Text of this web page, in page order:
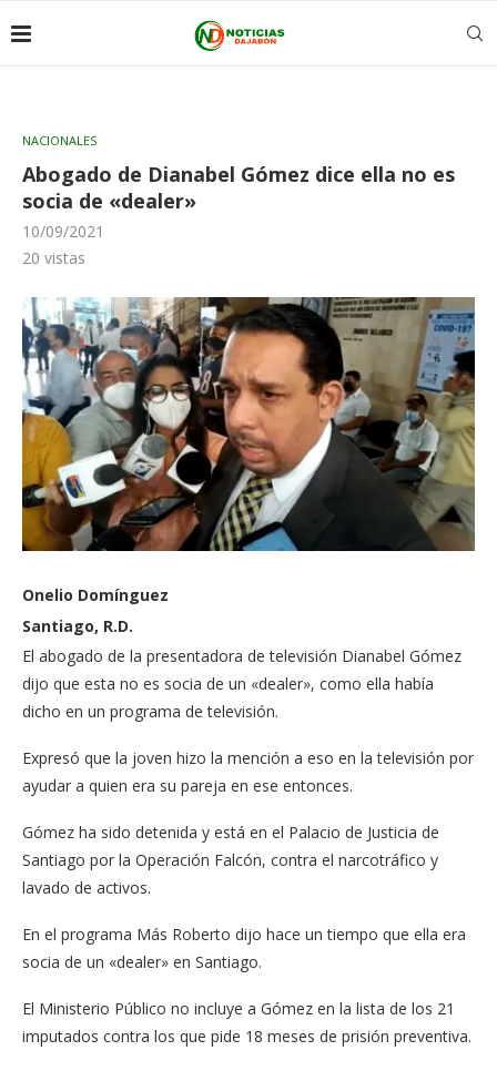
NACIONALES
Abogado de Dianabel Gómez dice ella no es
socia de «dealer»
10/09/2021
20 vistas
Onelio Domínguez
Santiago, R.D.
El abogado de la presentadora de televisión Dianabel Gómez
dijo que esta no es socia de un «dealer», como ella había
dicho en un programa de televisión.
Expresó que la joven hizo la mención a eso en la televisión por
ayudar a quien era su pareja en ese entonces.
Gómez ha sido detenida y está en el Palacio de Justicia de
Santiago por la Operación Falcón, contra el narcotráfico y
lavado de activos.
En el programa Más Roberto dijo hace un tiempo que ella era
socia de un «dealer» en Santiago.
El Ministerio Público no incluye a Gómez en la lista de los 21
imputados contra los que pide 18 meses de prisión preventiva.